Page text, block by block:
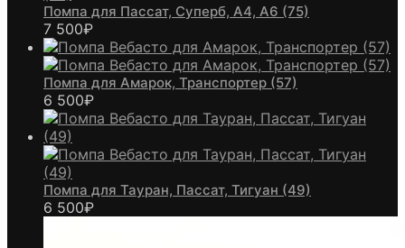
Помпа для Пассат, Суперб, А4, А6 (75)
7 500₽
Помпа для Амарок, Транспортер (57)
6 500₽
Помпа для Тауран, Пассат, Тигуан (49)
6 500₽